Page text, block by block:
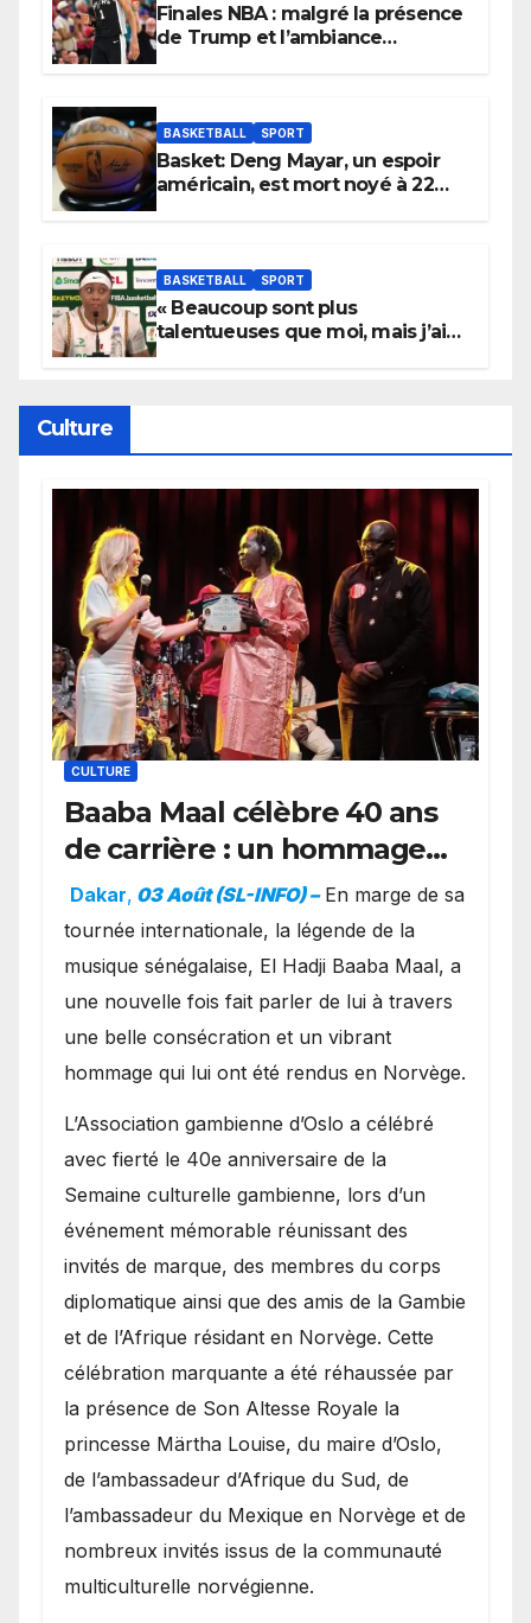
Finales NBA : malgré la présence
de Trump et l’ambiance
BASKETBALL SPORT
Basket: Deng Mayar, un espoir
américain, est mort noyé à 22
BASKETBALL SPORT
« Beaucoup sont plus
talentueuses que moi, mais j’ai
Culture
CULTURE
Baaba Maal célèbre 40 ans
de carrière : un hommage
exceptionnel à Oslo en
présence de la famille
royale.
Dakar, 03 Août (SL-INFO) – ​En marge de sa
tournée internationale, la légende de la
musique sénégalaise, El Hadji Baaba Maal, a
une nouvelle fois fait parler de lui à travers
une belle consécration et un vibrant
hommage qui lui ont été rendus en Norvège.
​L’Association gambienne d’Oslo a célébré
avec fierté le 40e anniversaire de la
Semaine culturelle gambienne, lors d’un
événement mémorable réunissant des
invités de marque, des membres du corps
diplomatique ainsi que des amis de la Gambie
et de l’Afrique résidant en Norvège. Cette
célébration marquante a été réhaussée par
la présence de Son Altesse Royale la
princesse Märtha Louise, du maire d’Oslo,
de l’ambassadeur d’Afrique du Sud, de
l’ambassadeur du Mexique en Norvège et de
nombreux invités issus de la communauté
multiculturelle norvégienne.